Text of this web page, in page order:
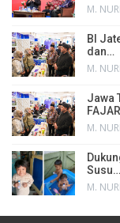
M.
BI
dan…
M.
Jawa
M.
Susu…
M.